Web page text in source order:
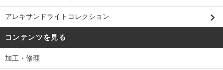
アレキサンドライトコレクション
コンテンツを見る
加工・修理